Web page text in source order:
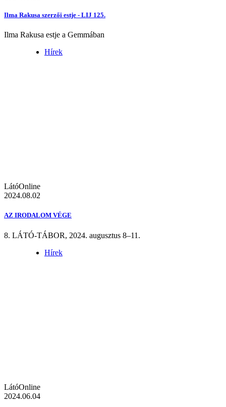
Ilma Rakusa szerzői estje - LIJ 125.
Ilma Rakusa estje a Gemmában
Hírek
LátóOnline
2024.08.02
AZ IRODALOM VÉGE
8. LÁTÓ-TÁBOR, 2024. augusztus 8–11.
Hírek
LátóOnline
2024.06.04